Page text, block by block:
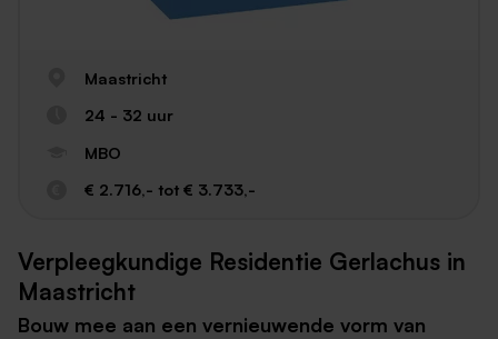
Maastricht
24 - 32 uur
MBO
€ 2.716,- tot € 3.733,-
Verpleegkundige Residentie Gerlachus in
Maastricht
Bouw mee aan een vernieuwende vorm van